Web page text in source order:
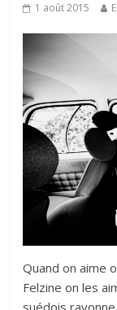
1 août 2015
Quand on aime
Felzine on les
suédois